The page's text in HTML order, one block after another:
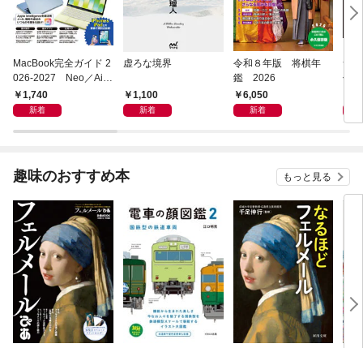
MacBook完全ガイド 2
026-2027 Neo／Air
／Pro対応
1,740
新着
虚ろな境界
1,100
新着
令和８年版 将棋年
鑑 2026
6,050
新着
つ
像
趣味のおすすめ本 もっと見る